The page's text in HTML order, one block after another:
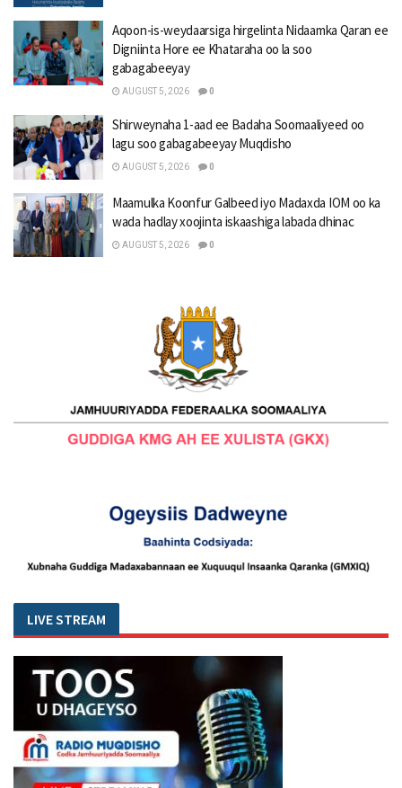
Aqoon-is-weydaarsiga hirgelinta Nidaamka Qaran ee
Digniinta Hore ee Khataraha oo la soo
gabagabeeyay
AUGUST 5, 2026 0
Shirweynaha 1-aad ee Badaha Soomaaliyeed oo
lagu soo gabagabeeyay Muqdisho
AUGUST 5, 2026 0
Maamulka Koonfur Galbeed iyo Madaxda IOM oo ka
wada hadlay xoojinta iskaashiga labada dhinac
AUGUST 5, 2026 0
LIVE STREAM